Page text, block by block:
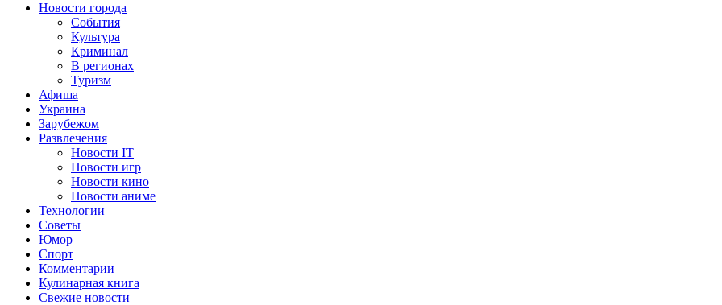
Новости города
События
Культура
Криминал
В регионах
Туризм
Афиша
Украина
Зарубежом
Развлечения
Новости IT
Новости игр
Новости кино
Новости аниме
Технологии
Советы
Юмор
Спорт
Комментарии
Кулинарная книга
Свежие новости